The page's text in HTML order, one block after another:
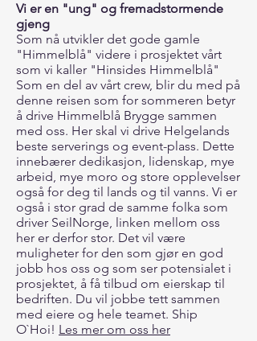
Vi er en "ung" og fremadstormende
gjeng
Som nå utvikler det gode gamle
"Himmelblå" videre i prosjektet vårt
som vi kaller "Hinsides Himmelblå"
Som en del av vårt crew, blir du med på
denne reisen som for sommeren betyr
å drive Himmelblå Brygge sammen
med oss. Her skal vi drive Helgelands
beste serverings og event-plass. Dette
innebærer dedikasjon, lidenskap, mye
arbeid, mye moro og store opplevelser
også for deg til lands og til vanns. Vi er
også i stor grad de samme folka som
driver SeilNorge, linken mellom oss
her er derfor stor. Det vil være
muligheter for den som gjør en god
jobb hos oss og som ser potensialet i
prosjektet, å få tilbud om eierskap til
bedriften. Du vil jobbe tett sammen
med eiere og hele teamet. Ship
O`Hoi! Les mer om oss her